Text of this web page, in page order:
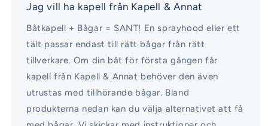
Jag vill ha kapell från Kapell & Annat
Båtkapell + Bågar = SANT! En sprayhood eller ett
tält passar endast till rätt bågar från rätt
tillverkare. Om din båt för första gången får
kapell från Kapell & Annat behöver den även
utrustas med tillhörande bågar. Bland
produkterna nedan kan du välja alternativet att få